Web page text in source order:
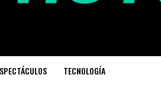
TECNOLOGÍA